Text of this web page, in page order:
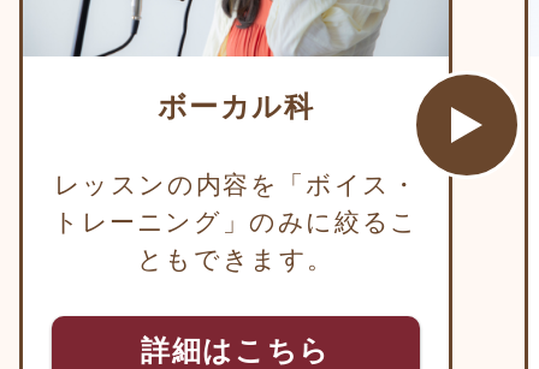
ボーカル科
レッスンの内容を「ボイス・
トレーニング」のみに絞るこ
ともできます。
詳細はこちら